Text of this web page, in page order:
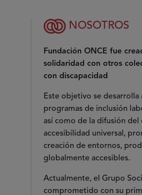
NOSOTROS
Fundación ONCE fue
solidaridad con otros
con discapacidad
Este objetivo se desarrolla
programas de inclusión
así como de la difusión
accesibilidad universal,
creación de entornos,
globalmente accesibles.
Actualmente, el Grupo
comprometido con su